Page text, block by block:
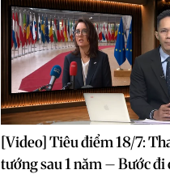
[Video] Tiêu điểm 18/7:
tướng sau 1 năm – Bước đi